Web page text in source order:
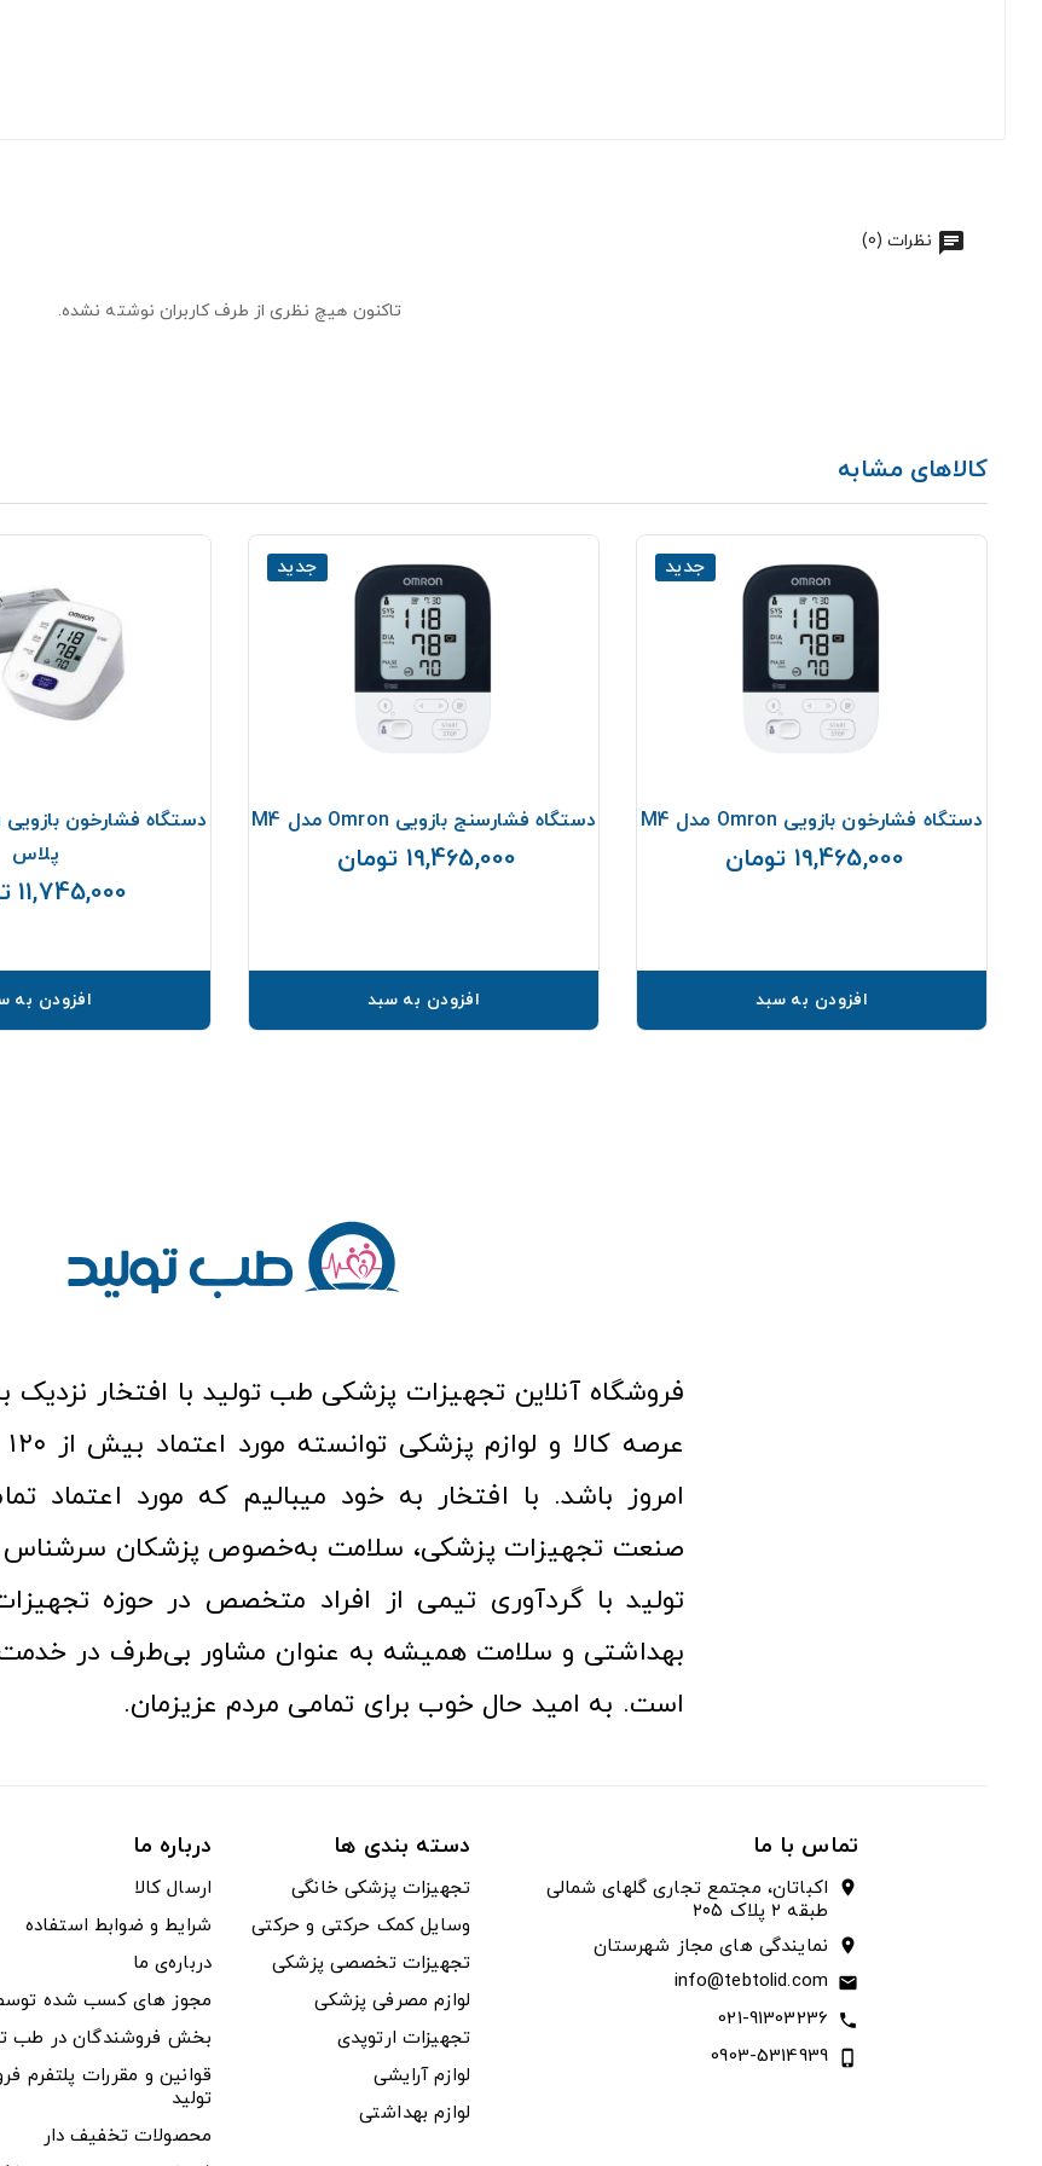
نظرات (0)
تاکنون هیچ نظری از طرف کاربران نوشته نشده.
کالاهای مشابه
جدید
دستگاه فشارخون بازویی Omron مدل M4
19,465,000 تومان
افزودن به سبد
جدید
دستگاه فشارسنج بازویی Omron مدل M4
19,465,000 تومان
افزودن به سبد
پلاس
11,745,000 تومان
افزودن به
امروز باشد. با افتخار به خود میبالیم که مورد اعتماد
صنعت تجهیزات پزشکی، سلامت به‌خصوص پزشکان سرشناس
تولید با گردآوری تیمی از افراد متخصص در حوزه
بهداشتی و سلامت همیشه به عنوان مشاور بی‌طرف در خدمت
است. به امید حال خوب برای تمامی مردم عزیزمان.
تماس با ما
location_on
اکباتان، مجتمع تجاری گلهای شمالی
طبقه ۲ پلاک ۲۰۵
location_on نمایندگی های مجاز شهرستان
email
info@tebtolid.com
call
021-91303236
phone_iphone
0903-5314939
دسته بندی ها
تجهیزات پزشکی خانگی
وسایل کمک حرکتی و حرکتی
تجهیزات تخصصی پزشکی
لوازم مصرفی پزشکی
تجهیزات ارتوپدی
لوازم آرایشی
لوازم بهداشتی
درباره ما
ارسال کالا
شرایط و ضوابط استفاده
درباره‌ی ما
مجوز های کسب شده
بخش فروشندگان در طب
قوانین و مقررات پلتفرم
تولید
محصولات تخفیف دار